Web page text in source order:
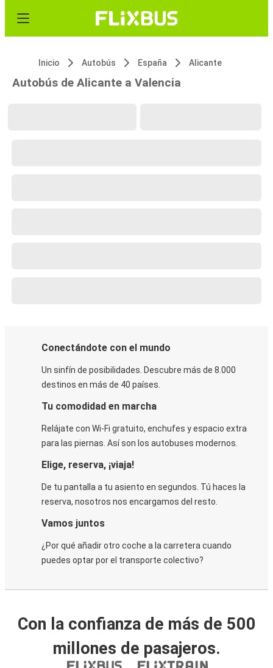
Inicio Autobús España Alicante
Autobús de Alicante a Valencia
Conectándote con el mundo
Un sinfín de posibilidades. Descubre más de 8.000
destinos en más de 40 países.
Tu comodidad en marcha
Relájate con Wi-Fi gratuito, enchufes y espacio extra
para las piernas. Así son los autobuses modernos.
Elige, reserva, ¡viaja!
De tu pantalla a tu asiento en segundos. Tú haces la
reserva, nosotros nos encargamos del resto.
Vamos juntos
¿Por qué añadir otro coche a la carretera cuando
puedes optar por el transporte colectivo?
Con la confianza de más de 500
millones de pasajeros.